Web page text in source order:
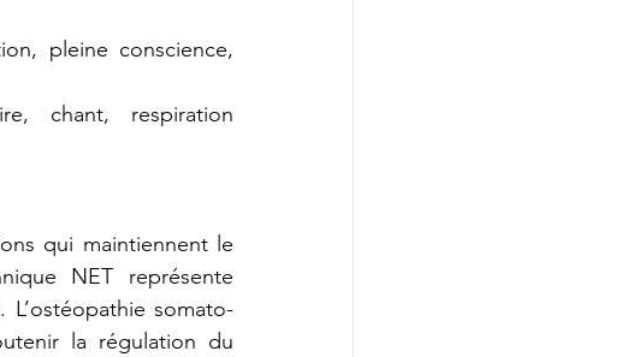
pleine conscience,
chant, respiration
qui maintiennent le
NET représente
somato-
la régulation du